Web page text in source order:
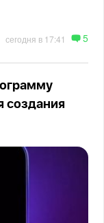
сегодня в 17:41 5
создания